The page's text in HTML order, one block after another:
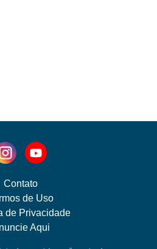
Contato
de Uso
de Privacidade
Aqui